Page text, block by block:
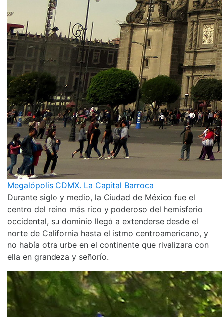
Megalópolis CDMX. La Capital Barroca
Durante siglo y medio, la Ciudad de México fue el
centro del reino más rico y poderoso del hemisferio
occidental, su dominio llegó a extenderse desde el
norte de California hasta el istmo centroamericano, y
no había otra urbe en el continente que rivalizara con
ella en grandeza y señorío.